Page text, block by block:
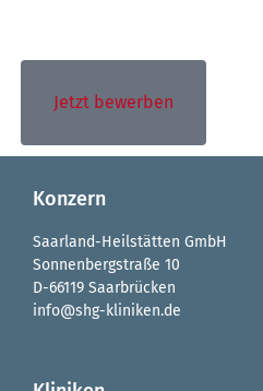
Jetzt bewerben
Konzern
Saarland-Heilstätten GmbH
Sonnenbergstraße 10
D-66119 Saarbrücken
info@shg-kliniken.de